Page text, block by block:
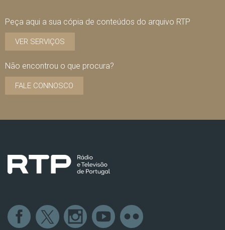
Peça aqui a sua cópia de conteúdos do arquivo RTP
VER SERVIÇOS
Não encontrou o que procura?
FALE CONNOSCO